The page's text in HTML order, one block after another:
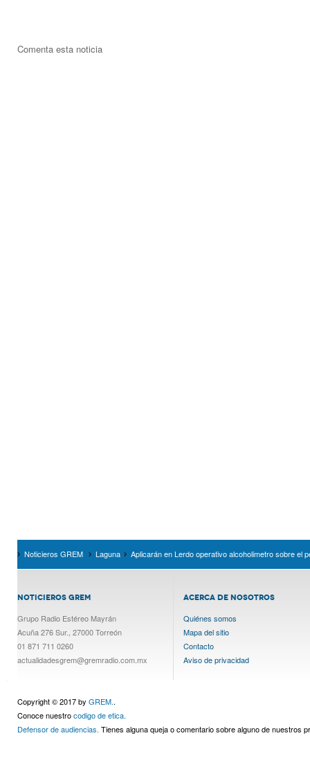
Comenta esta noticia
Noticieros GREM Laguna Aplicarán en Lerdo operativo alcoholimetro sobre el
NOTICIEROS GREM
Grupo Radio Estéreo Mayrán
Acuña 276 Sur., 27000 Torreón
01 871 711 0260
actualidadesgrem@gremradio.com.mx
ACERCA DE NOSOTROS
Quiénes somos
Mapa del sitio
Contacto
Aviso de privacidad
Copyright © 2017 by GREM..
Conoce nuestrocodigo de etica.
Defensor de audiencias. Tienes alguna queja o comentario sobre alguno de nuestros